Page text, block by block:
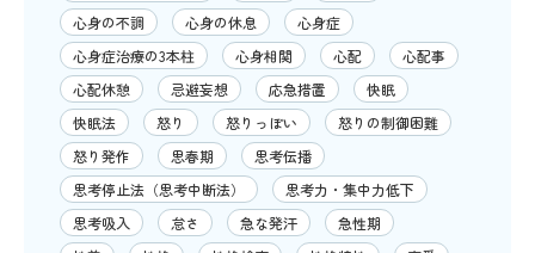
心身の不調
心身の休息
心身症
心身症治療の3本柱
心身相関 心配
心配事
心配休憩
忌避妄想 応急措置
快眠
快眠法
怒り 怒りっぽい
怒りの制御困難
怒り発作
思春期
思考伝播
思考停止法（思考中断法）
思考力・集中力低下
思考吸入
怠さ 急な発汗
急性期